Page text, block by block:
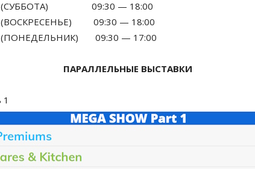
г. (СУББОТА) 09:30 — 18:00
(ВОСКРЕСЕНЬЕ) 09:30 — 18:00
г. (ПОНЕДЕЛЬНИК) 09:30 — 17:00
ПАРАЛЛЕЛЬНЫЕ ВЫСТАВКИ